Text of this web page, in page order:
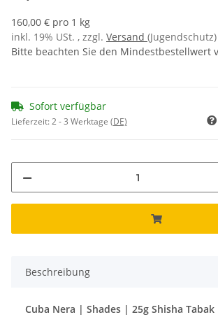
160,00 € pro 1 kg
inkl. 19% USt. , zzgl. Versand (Jugendschutz)
Bitte beachten Sie den Mindestbestellwert
Sofort verfügbar
Lieferzeit:2 - 3 Werktage (DE)
Beschreibung
Cuba Nera | Shades | 25g Shisha Tabak